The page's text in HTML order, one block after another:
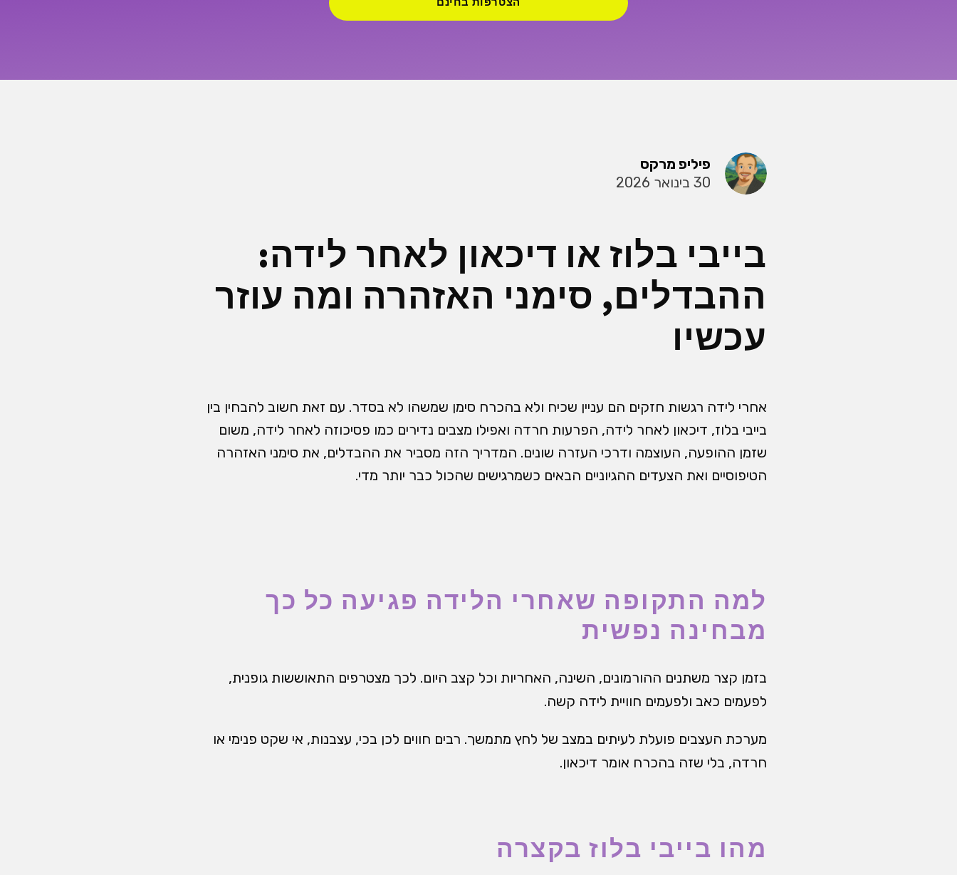
פיליפ מרקס
30 בינואר 2026
בייבי בלוז או דיכאון לאחר לידה:
ההבדלים, סימני האזהרה ומה עוזר
עכשיו
אחרי לידה רגשות חזקים הם עניין שכיח ולא בהכרח סימן שמשהו לא בסדר. עם זאת חשוב להבחין בין
בייבי בלוז, דיכאון לאחר לידה, הפרעות חרדה ואפילו מצבים נדירים כמו פסיכוזה לאחר לידה, משום
שזמן ההופעה, העוצמה ודרכי העזרה שונים. המדריך הזה מסביר את ההבדלים, את סימני האזהרה
הטיפוסיים ואת הצעדים ההגיוניים הבאים כשמרגישים שהכול כבר יותר מדי.
למה התקופה שאחרי הלידה פגיעה כל כך
מבחינה נפשית
בזמן קצר משתנים ההורמונים, השינה, האחריות וכל קצב היום. לכך מצטרפים התאוששות גופנית,
לפעמים כאב ולפעמים חוויית לידה קשה.
מערכת העצבים פועלת לעיתים במצב של לחץ מתמשך. רבים חווים לכן בכי, עצבנות, אי שקט פנימי או
חרדה, בלי שזה בהכרח אומר דיכאון.
מהו בייבי בלוז בקצרה